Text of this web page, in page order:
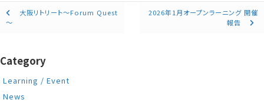
Posts大阪リトリート～Forum Quest
～
2026年1月オープンラーニング 開催
報告
Category
Learning / Event
News